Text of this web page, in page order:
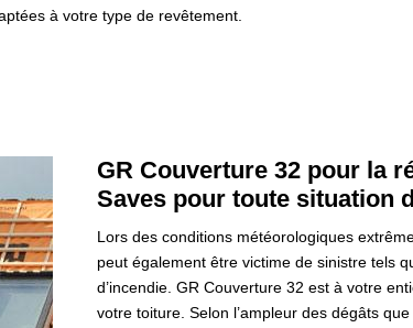
à votre type de revêtement.
GR Couverture 32 pour la
Saves pour toute situation
Lors des conditions météorologiques
peut également être victime de sinistre tels
d’incendie. GR Couverture 32 est à votre
votre toiture. Selon l’ampleur des dégâts